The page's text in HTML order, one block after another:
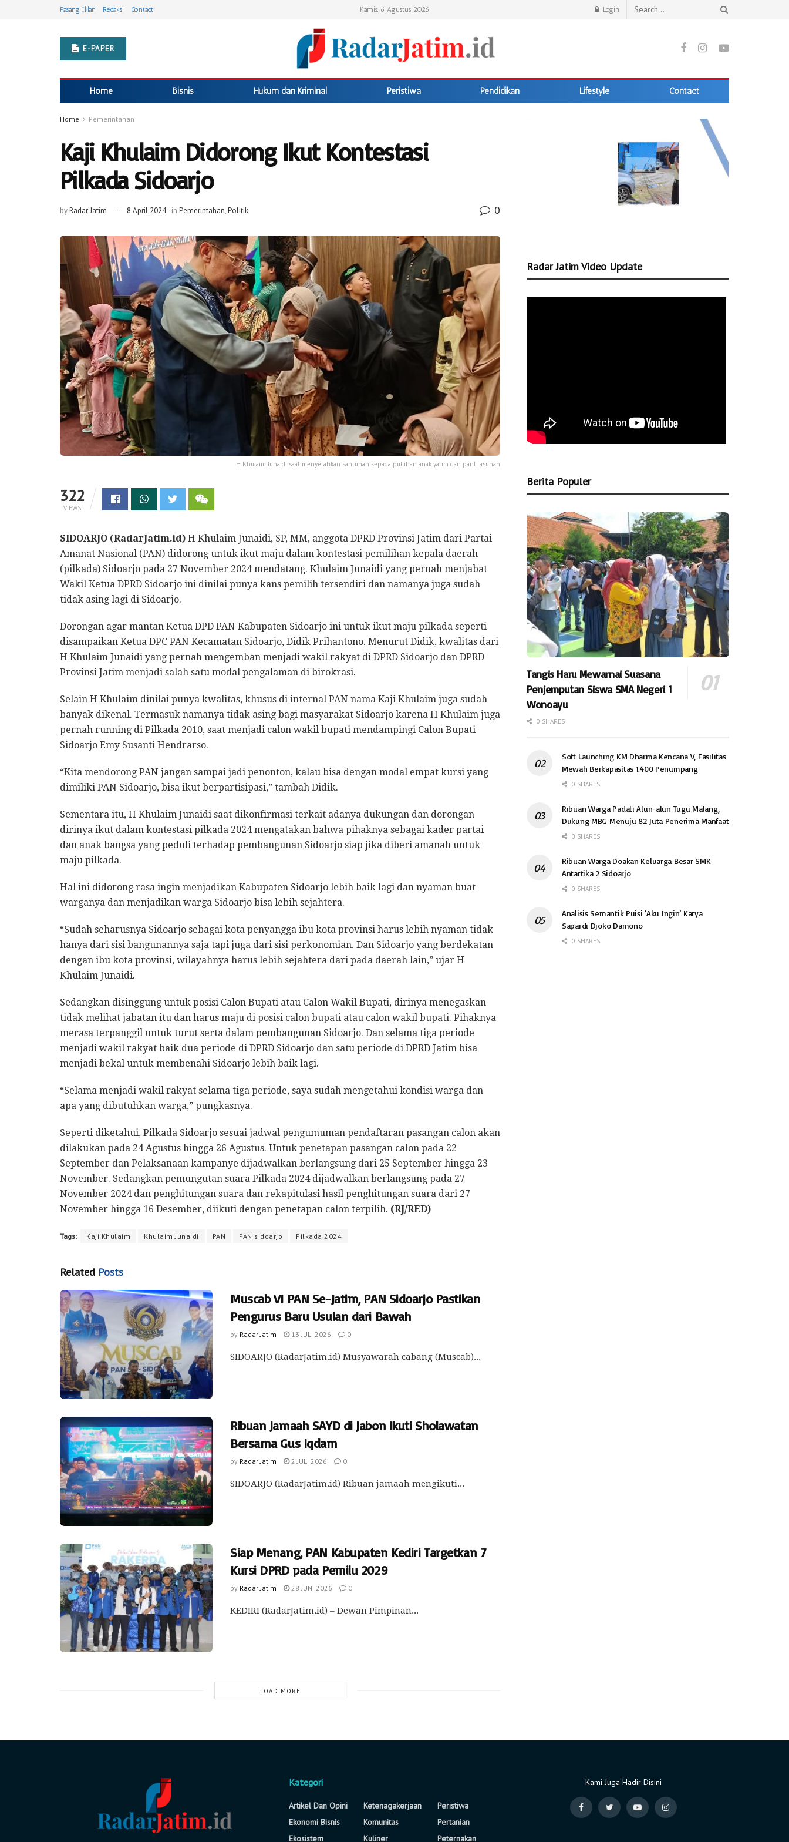
Pasang Iklan Redaksi Contact Kamis, 6 Agustus 2026 Login
E-PAPER
Home Bisnis Hukum dan Kriminal Peristiwa Pendidikan Lifestyle Contact
Home Pemerintahan
Kaji Khulaim Didorong Ikut Kontestasi
Pilkada Sidoarjo
byRadar Jatim 8 April 2024 in Pemerintahan,Politik 0
H Khulaim Junaidi saat menyerahkan santunan kepada puluhan anak yatim dan panti asuhan
322
VIEWS
SIDOARJO (RadarJatim.id) H Khulaim Junaidi, SP, MM, anggota DPRD Provinsi Jatim dari Partai
Amanat Nasional (PAN) didorong untuk ikut maju dalam kontestasi pemilihan kepala daerah
(pilkada) Sidoarjo pada 27 November 2024 mendatang. Khulaim Junaidi yang pernah menjabat
Wakil Ketua DPRD Sidoarjo ini dinilai punya kans pemilih tersendiri dan namanya juga sudah
tidak asing lagi di Sidoarjo.
Dorongan agar mantan Ketua DPD PAN Kabupaten Sidoarjo ini untuk ikut maju pilkada seperti
disampaikan Ketua DPC PAN Kecamatan Sidoarjo, Didik Prihantono. Menurut Didik, kwalitas dari
H Khulaim Junaidi yang pernah mengemban menjadi wakil rakyat di DPRD Sidoarjo dan DPRD
Provinsi Jatim menjadi salah satu modal pengalaman di birokrasi.
Selain H Khulaim dinilai punya kwalitas, khusus di internal PAN nama Kaji Khulaim juga sudah
banyak dikenal. Termasuk namanya tidak asing bagi masyarakat Sidoarjo karena H Khulaim juga
pernah running di Pilkada 2010, saat menjadi calon wakil bupati mendampingi Calon Bupati
Sidoarjo Emy Susanti Hendrarso.
“Kita mendorong PAN jangan sampai jadi penonton, kalau bisa dengan modal empat kursi yang
dimiliki PAN Sidoarjo, bisa ikut berpartisipasi,” tambah Didik.
Sementara itu, H Khulaim Junaidi saat dikonfirmasi terkait adanya dukungan dan dorongan
dirinya ikut dalam kontestasi pilkada 2024 mengatakan bahwa pihaknya sebagai kader partai
dan anak bangsa yang peduli terhadap pembangunan Sidoarjo siap jika diberi amanah untuk
maju pilkada.
Hal ini didorong rasa ingin menjadikan Kabupaten Sidoarjo lebih baik lagi dan nyaman buat
warganya dan menjadikan warga Sidoarjo bisa lebih sejahtera.
“Sudah seharusnya Sidoarjo sebagai kota penyangga ibu kota provinsi harus lebih nyaman tidak
hanya dari sisi bangunannya saja tapi juga dari sisi perkonomian. Dan Sidoarjo yang berdekatan
dengan ibu kota provinsi, wilayahnya harus lebih sejahtera dari pada daerah lain,” ujar H
Khulaim Junaidi.
Sedangkan disinggung untuk posisi Calon Bupati atau Calon Wakil Bupati, dirinya menegaskan
tidak melihat jabatan itu dan harus maju di posisi calon bupati atau calon wakil bupati. Pihaknya
merasa terpanggil untuk turut serta dalam pembangunan Sidoarjo. Dan selama tiga periode
menjadi wakil rakyat baik dua periode di DPRD Sidoarjo dan satu periode di DPRD Jatim bisa
menjadi bekal untuk membenahi Sidoarjo lebih baik lagi.
“Selama menjadi wakil rakyat selama tiga periode, saya sudah mengetahui kondisi warga dan
apa yang dibutuhkan warga,” pungkasnya.
Seperti diketahui, Pilkada Sidoarjo sesuai jadwal pengumuman pendaftaran pasangan calon akan
dilakukan pada 24 Agustus hingga 26 Agustus. Untuk penetapan pasangan calon pada 22
September dan Pelaksanaan kampanye dijadwalkan berlangsung dari 25 September hingga 23
November. Sedangkan pemungutan suara Pilkada 2024 dijadwalkan berlangsung pada 27
November 2024 dan penghitungan suara dan rekapitulasi hasil penghitungan suara dari 27
November hingga 16 Desember, diikuti dengan penetapan calon terpilih. (RJ/RED)
Tags: Kaji Khulaim Khulaim Junaidi PAN PAN sidoarjo Pilkada 2024
Related Posts
Muscab VI PAN Se-Jatim, PAN Sidoarjo Pastikan
Pengurus Baru Usulan dari Bawah
by Radar Jatim 13 JULI 2026 0
SIDOARJO (RadarJatim.id) Musyawarah cabang (Muscab)...
Ribuan Jamaah SAYD di Jabon Ikuti Sholawatan
Bersama Gus Iqdam
by Radar Jatim 2 JULI 2026 0
SIDOARJO (RadarJatim.id) Ribuan jamaah mengikuti...
Siap Menang, PAN Kabupaten Kediri Targetkan 7
Kursi DPRD pada Pemilu 2029
by Radar Jatim 28 JUNI 2026 0
KEDIRI (RadarJatim.id) – Dewan Pimpinan...
LOAD MORE
Radar Jatim Video Update
Berita Populer
Tangis Haru Mewarnai Suasana
Penjemputan Siswa SMA Negeri 1
Wonoayu
0 SHARES
Soft Launching KM Dharma Kencana V, Fasilitas
Mewah Berkapasitas 1.400 Penumpang
0 SHARES
Ribuan Warga Padati Alun-alun Tugu Malang,
Dukung MBG Menuju 82 Juta Penerima Manfaat
0 SHARES
Ribuan Warga Doakan Keluarga Besar SMK
Antartika 2 Sidoarjo
0 SHARES
Analisis Semantik Puisi ‘Aku Ingin’ Karya
Sapardi Djoko Damono
0 SHARES
Kategori
Artikel Dan Opini
Ekonomi Bisnis
Ekosistem
Ketenagakerjaan
Komunitas
Kuliner
Peristiwa
Pertanian
Peternakan
Kami Juga Hadir Disini